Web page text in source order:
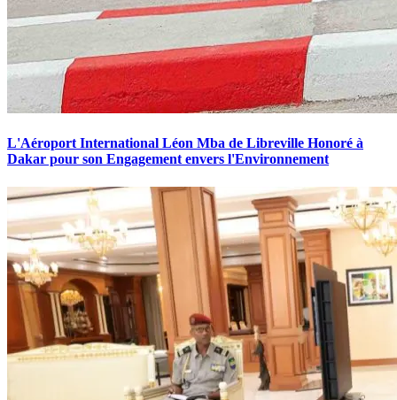
L'Aéroport International Léon Mba de Libreville Honoré à
Dakar pour son Engagement envers l'Environnement